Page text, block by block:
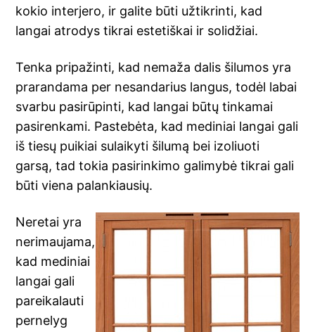
kokio interjero, ir galite būti užtikrinti, kad
langai atrodys tikrai estetiškai ir solidžiai.
Tenka pripažinti, kad nemaža dalis šilumos yra
prarandama per nesandarius langus, todėl labai
svarbu pasirūpinti, kad langai būtų tinkamai
pasirenkami. Pastebėta, kad mediniai langai gali
iš tiesų puikiai sulaikyti šilumą bei izoliuoti
garsą, tad tokia pasirinkimo galimybė tikrai gali
būti viena palankiausių.
Neretai yra
nerimaujama,
kad mediniai
langai gali
pareikalauti
pernelyg